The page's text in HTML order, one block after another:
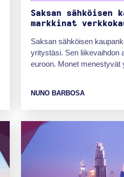
Saksan sähköisen
markkinat
Saksan sähköisen
yritystäsi. Sen liikevaihdon
euroon. Monet menestyvät
NUNO BARBOSA